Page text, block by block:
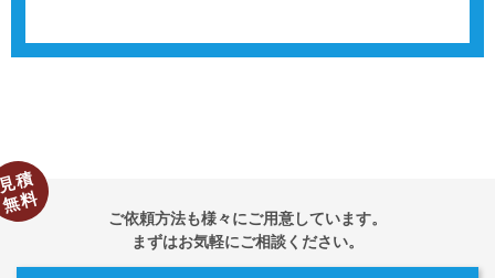
ご依頼方法も様々にご用意しています。
まずはお気軽にご相談ください。
積
無料